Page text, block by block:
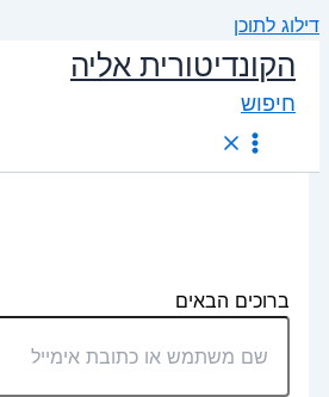
דילוג לתוכן
הקונדיטורית אליה
חיפוש
ברוכים הבאים